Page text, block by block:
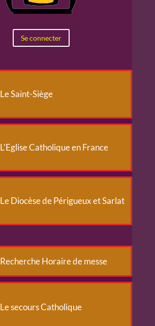
Se connecter
Le Saint-Siège
L'Eglise Catholique en France
Le Diocèse de Périgueux et Sarlat
Recherche Horaire de messe
Le secours Catholique